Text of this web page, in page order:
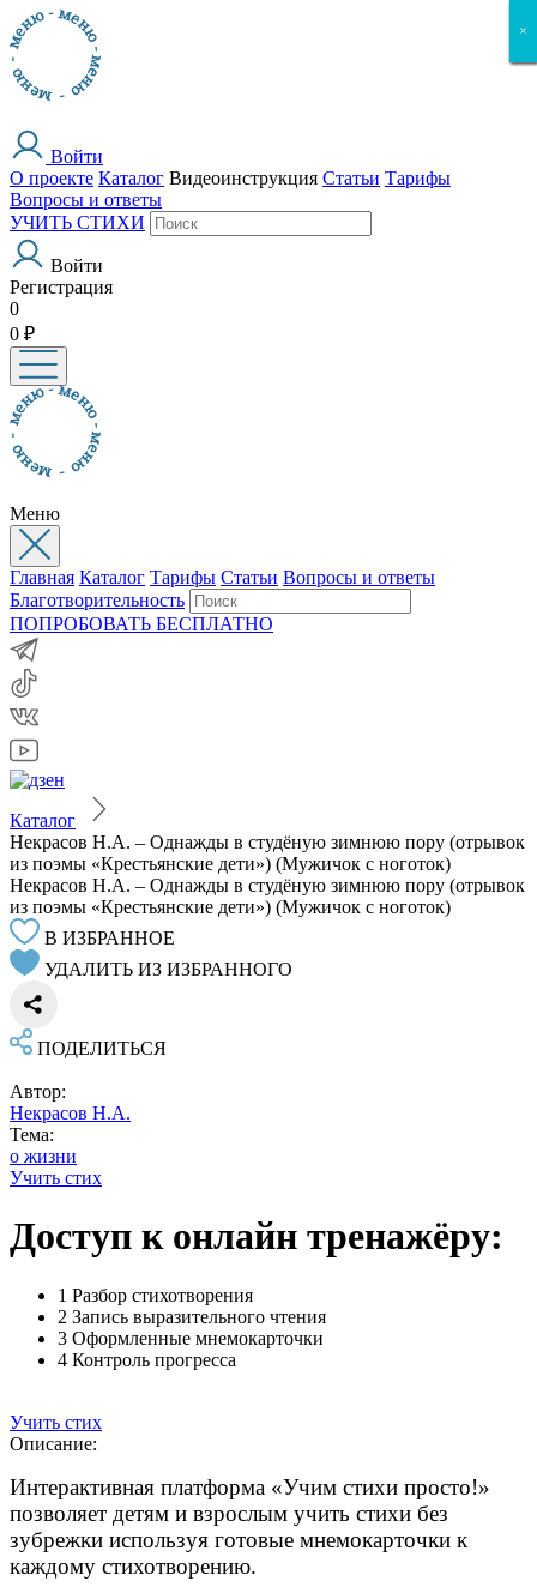
Войти
О проекте Каталог Видеоинструкция Статьи Тарифы
Вопросы и ответы
УЧИТЬ СТИХИ
Войти
Регистрация
0
0 ₽
Меню
Главная Каталог Тарифы Статьи Вопросы и ответы
Благотворительность
ПОПРОБОВАТЬ БЕСПЛАТНО
Каталог
Некрасов Н.А. – Однажды в студёную зимнюю пору (отрывок
из поэмы «Крестьянские дети») (Мужичок с ноготок)
Некрасов Н.А. – Однажды в студёную зимнюю пору (отрывок
из поэмы «Крестьянские дети») (Мужичок с ноготок)
В ИЗБРАННОЕ
УДАЛИТЬ ИЗ ИЗБРАННОГО
ПОДЕЛИТЬСЯ
Автор:
Некрасов Н.А.
Тема:
о жизни
Учить стих
Доступ к онлайн тренажёру:
1 Разбор стихотворения
2 Запись выразительного чтения
3 Оформленные мнемокарточки
4 Контроль прогресса
Учить стих
Описание:
Интерактивная платформа «Учим стихи просто!»
позволяет детям и взрослым учить стихи без
зубрежки используя готовые мнемокарточки к
каждому стихотворению.
×
×
×
×
×